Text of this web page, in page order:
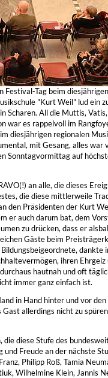
Tag beim
"Kurt Weil" lud ein
Scharen. All die Muttis,
war es rappelvoll im
diesjährigen regionalen
mit Gesang, alles war
Sonntagvormittag auf
an alle, die dieses
die diese mittlerweile
den Präsidenten der Kurt
er auch darum bat, dem
zu drücken, dass er
Gäste beim
dankte
ihren Ehrgeiz
hautnah und oft
immer ganz einfach ist.
in Hand hinter und vor
allerdings nicht zu
diese Stufe des
Freude an der nächste
Philipp Roß, Tamia
Wilhelmine Klein, Jannis